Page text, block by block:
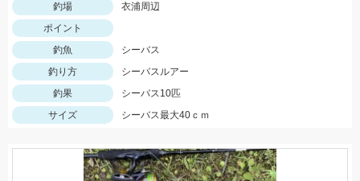
釣場
衣浦周辺
ポイント
釣魚
シーバス
釣り方
シーバスルアー
釣果
シーバス10匹
サイズ
シーバス最大40ｃｍ